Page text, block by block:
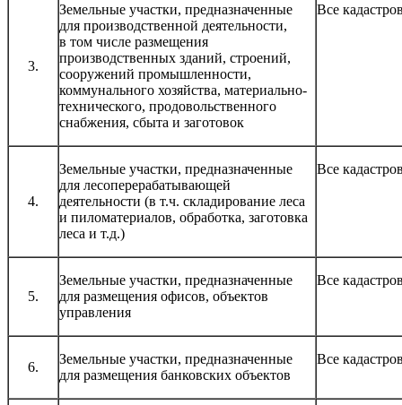
3.
Земельные участки, предназначенные
для производственной деятельности,
в том числе размещения
производственных зданий, строений,
сооружений промышленности,
коммунального хозяйства, материально-
технического, продовольственного
снабжения, сбыта и заготовок
Все
4.
Земельные участки, предназначенные
для лесоперерабатывающей
деятельности (в т.ч. складирование леса
и пиломатериалов, обработка, заготовка
леса и т.д.)
Все
5.
Земельные участки, предназначенные
для размещения офисов, объектов
управления
Все
6.
Земельные участки, предназначенные
для размещения банковских объектов
Все